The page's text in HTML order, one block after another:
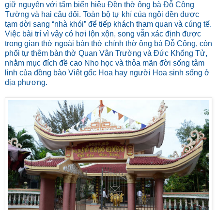
giữ nguyên với tấm biển hiệu Đền thờ ông bà Đỗ Công
Tường và hai câu đối. Toàn bộ tự khí của ngôi đền được
tạm dời sang “nhà khói” để tiếp khách tham quan và cúng tế.
Việc bài trí vì vậy có hơi lộn xộn, song vẫn xác định được
trong gian thờ ngoài bàn thờ chính thờ ông bà Đỗ Công, còn
phối tự thêm bàn thờ Quan Vân Trường và Đức Khổng Tử,
nhằm mục đích đề cao Nho học và thỏa mãn đời sống tâm
linh của đồng bào Việt gốc Hoa hay người Hoa sinh sống ở
địa phương.